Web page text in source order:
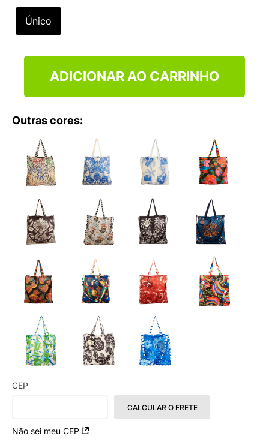
Único
ADICIONAR AO CARRINHO
Outras cores:
CEP
Não sei meu CEP
CALCULAR O FRETE
9º
VANS TÊNIS VANS ULTRARANGE
10º NEW BALANCE 204L